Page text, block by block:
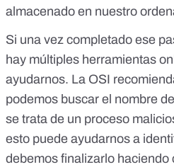
almacenado en nuestro
Si una vez completado ese
hay múltiples herramientas
ayudarnos. La OSI
podemos buscar el nombre
se trata de un proceso
esto puede ayudarnos a
debemos finalizarlo haciendo